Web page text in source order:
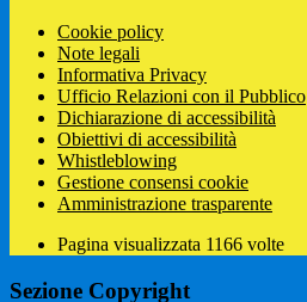
Cookie policy
Note legali
Informativa Privacy
Ufficio Relazioni con il Pubblico
Dichiarazione di accessibilità
Obiettivi di accessibilità
Whistleblowing
Gestione consensi cookie
Amministrazione trasparente
Pagina visualizzata 1166 volte
Sezione Copyright